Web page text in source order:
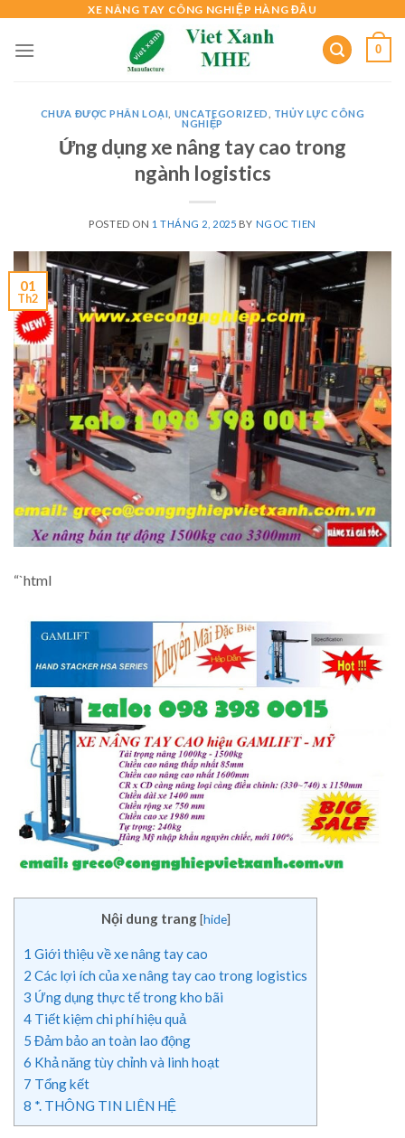
content
XE NÂNG TAY CÔNG NGHIỆP HÀNG ĐẦU
0
CHƯA ĐƯỢC PHÂN LOẠI UNCATEGORIZED
THỦY LỰC CÔNG
NGHIỆP
Ứng dụng xe nâng tay cao trong
ngành logistics
POSTED ON 1 THÁNG 2, 2025 BY NGOC TIEN
01
Th2
“`html
Nội dung trang [hide]
1 Giới thiệu về xe nâng tay cao
2 Các lợi ích của xe nâng tay cao trong logistics
3 Ứng dụng thực tế trong kho bãi
4 Tiết kiệm chi phí hiệu quả
5 Đảm bảo an toàn lao động
6 Khả năng tùy chỉnh và linh hoạt
7 Tổng kết
8 *. THÔNG TIN LIÊN HỆ